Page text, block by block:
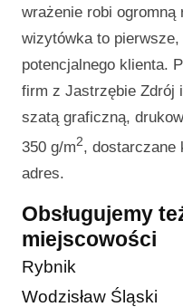
wrażenie robi
wizytówka to
potencjalnego klienta.
firm z Jastrzębie Zdrój
szatą graficzną,
350 g/m2, dostarczane
adres.
Obsługujemy
miejscowości
Rybnik
Wodzisław Śląski